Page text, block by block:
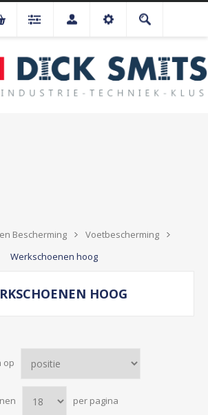
Bescherming
Voetbescherming
Werkschoenen hoog
HOOG
op
per pagina